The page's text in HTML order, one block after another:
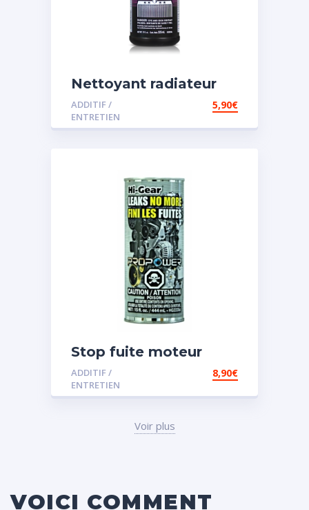
Nettoyant radiateur
ADDITIF /
ENTRETIEN
5,90€
Stop fuite moteur
ADDITIF /
ENTRETIEN
8,90€
Voir plus
VOICI COMMENT